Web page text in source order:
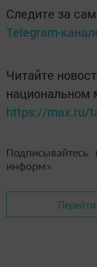
Следите за
Telegram-
Читайте
национальном
https://max.ru/
информ»